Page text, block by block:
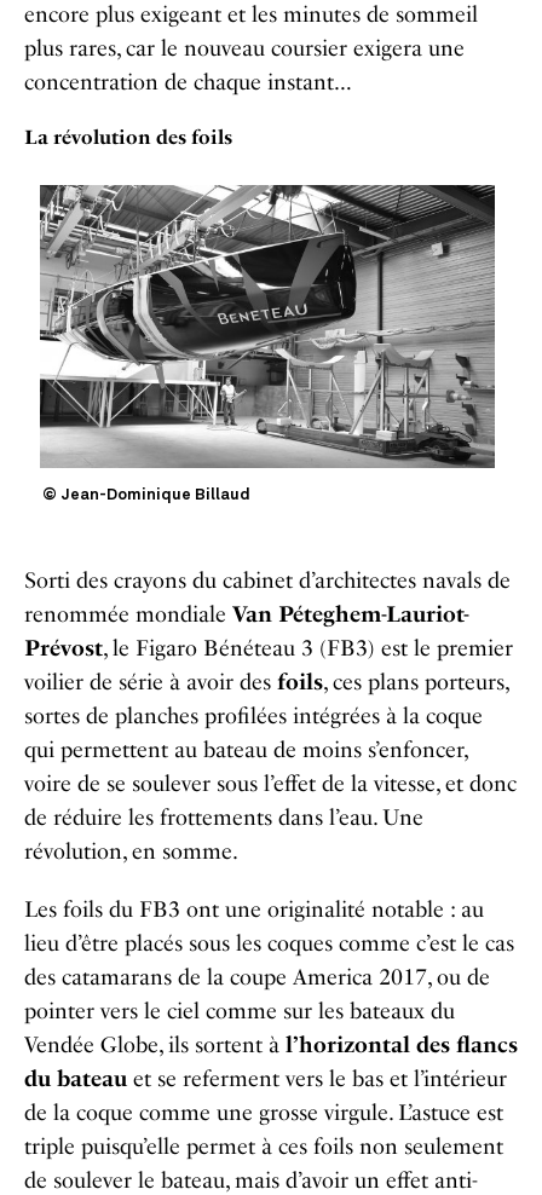
encore plus exigeant et les minutes de sommeil
plus rares, car le nouveau coursier exigera une
concentration de chaque instant…
La révolution des foils
© Jean-Dominique Billaud
Sorti des crayons du cabinet d’architectes navals de
renommée mondiale Van Péteghem-Lauriot-
Prévost, le Figaro Bénéteau 3 (FB3) est le premier
voilier de série à avoir des foils, ces plans porteurs,
sortes de planches profilées intégrées à la coque
qui permettent au bateau de moins s’enfoncer,
voire de se soulever sous l’effet de la vitesse, et donc
de réduire les frottements dans l’eau. Une
révolution, en somme.
Les foils du FB3 ont une originalité notable : au
lieu d’être placés sous les coques comme c’est le cas
des catamarans de la coupe America 2017, ou de
pointer vers le ciel comme sur les bateaux du
Vendée Globe, ils sortent à l’horizontal des flancs
du bateau et se referment vers le bas et l’intérieur
de la coque comme une grosse virgule. L’astuce est
triple puisqu’elle permet à ces foils non seulement
de soulever le bateau, mais d’avoir un effet anti-